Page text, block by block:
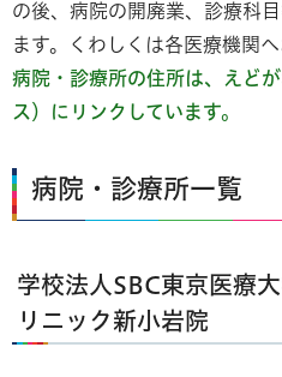
の後、病院の開廃業、診療科
ます。くわしくは各医療機関へ
病院・診療所の住所は、えど
ス）にリンクしています。
病院・診療所一覧
学校法人SBC東京医療
リニック新小岩院